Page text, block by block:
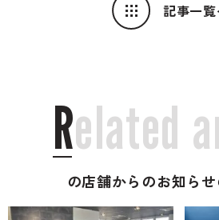
記事一
Related a
の店舗からのお知ら